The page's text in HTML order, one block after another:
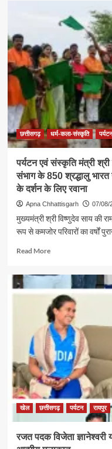
एकजुटता
सामाजिक
विकास
की
बड़ी
शक्ति
राजेश
अग्रवाल
छत्तीसगढ़ धर्म-कला-संस्कृति पर्यटन
पर्यटन एवं संस्कृति मंत्री
संभाग के 850 श्रद्धालु भारत
के दर्शन के लिए रवाना
Apna Chhattisgarh 07/08/
मुख्यमंत्री श्री विष्णुदेव साय की
रूप से कमजोर परिवारों का वर्षों
Read MoreRead
पर्यटन
एवं
संस्कृति
मंत्री
श्री
राजेश
अग्रवाल
की
पहल
से
सरगुजा
संभाग
श्रद्धालु
खेल छत्तीसगढ़ पर्यटन रायपुर
रजत पदक विजेता ज्ञानेश्वरी